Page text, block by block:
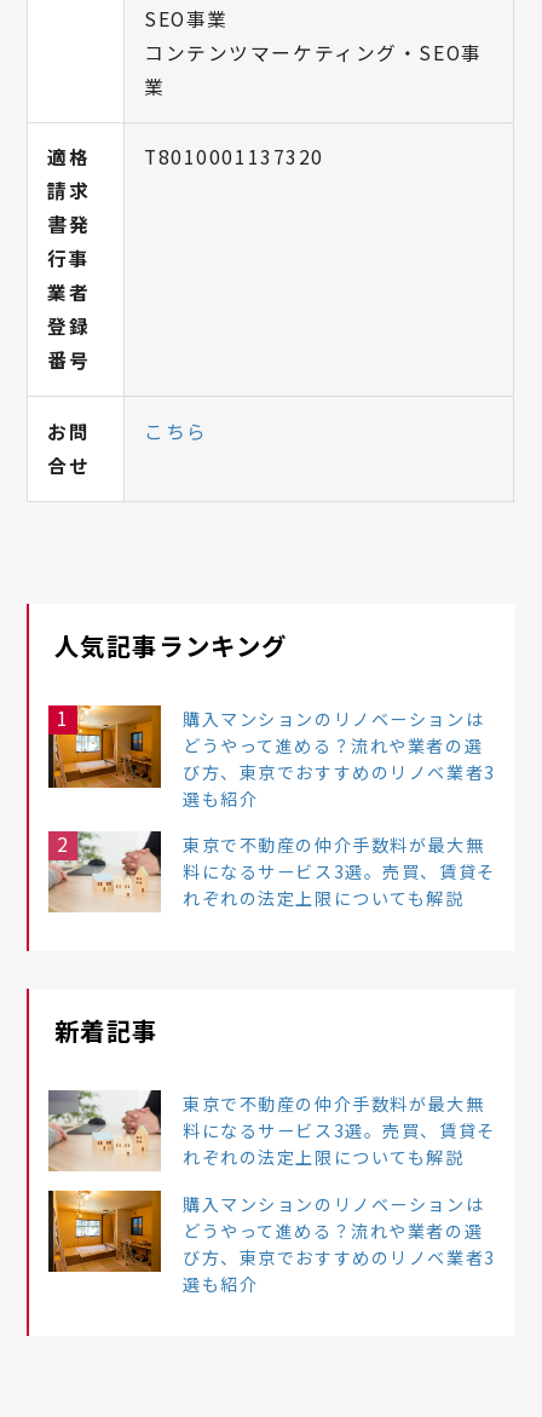
SEO事業
コンテンツマーケティング・SEO事
業
適格
請求
書発
行事
業者
登録
番号
T8010001137320
お問
合せ
こちら
人気記事ランキング
1
購入マンションのリノベーションは
どうやって進める？流れや業者の選
び方、東京でおすすめのリノベ業者3
選も紹介
2
東京で不動産の仲介手数料が最大無
料になるサービス3選。売買、賃貸そ
れぞれの法定上限についても解説
新着記事
東京で不動産の仲介手数料が最大無
料になるサービス3選。売買、賃貸そ
れぞれの法定上限についても解説
購入マンションのリノベーションは
どうやって進める？流れや業者の選
び方、東京でおすすめのリノベ業者3
選も紹介